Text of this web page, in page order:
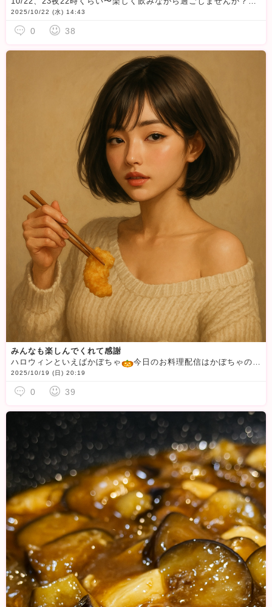
2025/10/22 (水) 14:43
0 38
みんなも楽しんでくれて感謝
ハロウィンといえばかぼちゃ
今日のお料理配信はかぼちゃの天ぷら今日も待機からギフトで盛り上げてくれるイケメンさまばかりで楽しかったぁ会員さまがAIで作ってくれたよ?かわいく作ってくれて、ありがとう
2025/10/19 (日) 20:19
0 39